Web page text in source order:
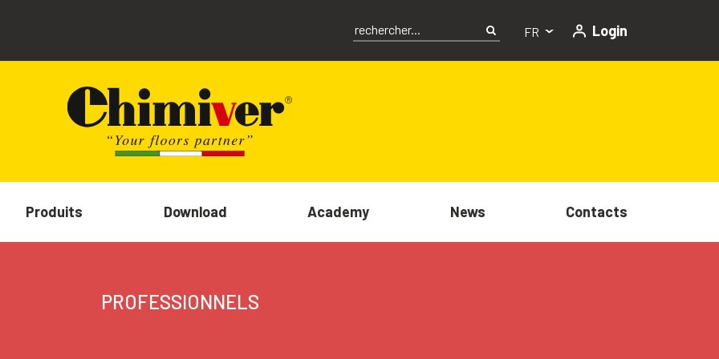
FR Login
Produits Download Academy News Contacts
PROFESSIONNELS